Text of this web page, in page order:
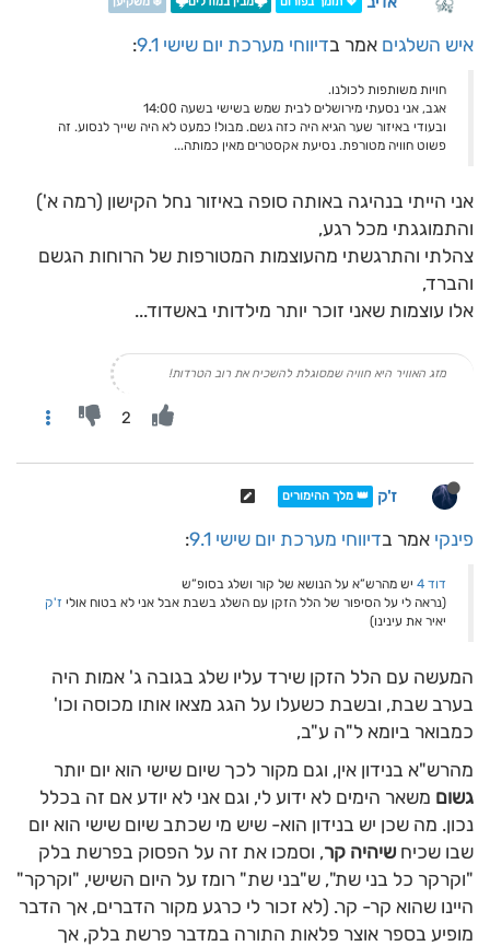
איש השלגים אמר בדיווחי מערכת יום שישי 9.1 :
חויות משותפות לכולנו.
אגב, אני נסעתי מירושלים לבית שמש בשישי בשעה 14:00
ובעודי באיזור שער הגיא היה כזה גשם. מבול! כמעט לא היה שייך לנסוע. זה
פשוט חוויה מטורפת. נסיעת אקסטרים מאין כמותה...
אני הייתי בנהיגה באותה סופה באיזור נחל הקישון (רמה א')
והתמוגגתי מכל רגע,
צהלתי והתרגשתי מהעוצמות המטורפות של הרוחות הגשם
והברד,
אלו עוצמות שאני זוכר יותר מילדותי באשדוד...
מזג האוויר היא חוויה שמסוגלת להשכיח את רוב הטרדות!
2
ז'ק 👑 מלך ההימורים
פינקי אמר בדיווחי מערכת יום שישי 9.1 :
דוד 4
יש מהרש”א על הנושא של קור ושלג בסופ”ש
(נראה לי על הסיפור של הלל הזקן עם השלג בשבת אבל אני לא בטוח אולי ז'ק
יאיר את עינינו)
המעשה עם הלל הזקן שירד עליו שלג בגובה ג' אמות היה
בערב שבת, ובשבת כשעלו על הגג מצאו אותו מכוסה וכו'
כמבואר ביומא ל"ה ע"ב,
מהרש"א בנידון אין, וגם מקור לכך שיום שישי הוא יום יותר
גשום משאר הימים לא ידוע לי, וגם אני לא יודע אם זה בכלל
נכון. מה שכן יש בנידון הוא- שיש מי שכתב שיום שישי הוא יום
שבו שכיח שיהיה קר, וסמכו את זה על הפסוק בפרשת בלק
"וקרקר כל בני שת", ש"בני שת" רומז על היום השישי, "וקרקר"
היינו שהוא קר- קר. (לא זכור לי כרגע מקור הדברים, אך הדבר
מופיע בספר אוצר פלאות התורה במדבר פרשת בלק, אך